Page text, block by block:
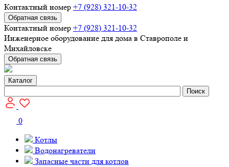
Контактный номер +7 (928) 321-10-32
Обратная связь
Контактный номер +7 (928) 321-10-32
Инженерное оборудование для дома в Ставрополе и
Михайловске
Обратная связь
Каталог
Поиск
0
Котлы
Водонагреватели
Запасные части для котлов